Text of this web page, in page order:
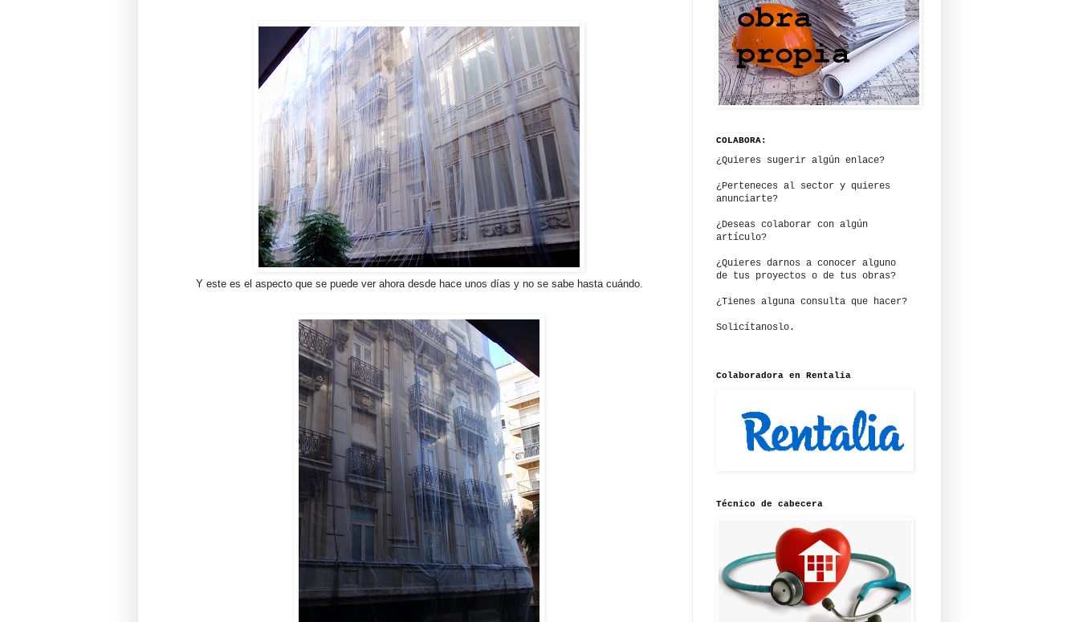
Y este es el aspecto que se puede ver ahora desde hace unos días y no se sabe hasta cuándo.
COLABORA:
¿Quieres sugerir algún enlace?
¿Perteneces al sector y quieres
anunciarte?
¿Deseas colaborar con algún
artículo?
¿Quieres darnos a conocer alguno
de tus proyectos o de tus obras?
¿Tienes alguna consulta que hacer?
Solicítanoslo.
Colaboradora en Rentalia
Técnico de cabecera